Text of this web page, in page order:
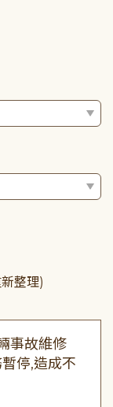
整理)
事故維修
停,造成不